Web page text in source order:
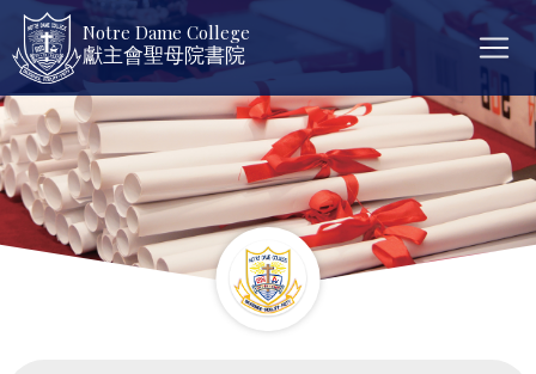
Notre Dame College
獻主會聖母院書院